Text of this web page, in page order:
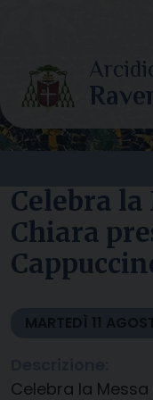
content
Celebra la
Chiara
MARTEDÌ 11
Celebra la